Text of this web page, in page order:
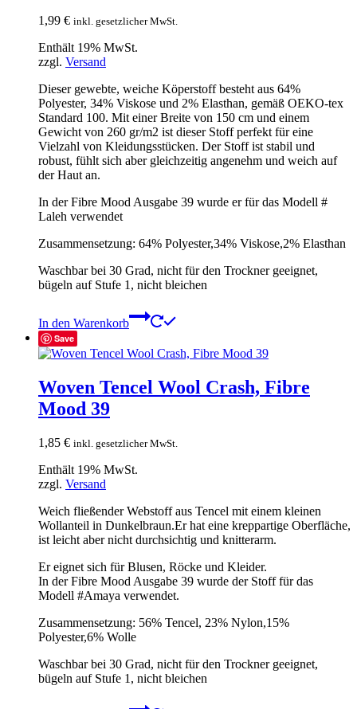
1,99 € inkl. gesetzlicher MwSt.
Enthält 19% MwSt.
zzgl. Versand
Dieser gewebte, weiche Köperstoff besteht aus 64%
Polyester, 34% Viskose und 2% Elasthan, gemäß OEKO-tex
Standard 100. Mit einer Breite von 150 cm und einem
Gewicht von 260 gr/m2 ist dieser Stoff perfekt für eine
Vielzahl von Kleidungsstücken. Der Stoff ist stabil und
robust, fühlt sich aber gleichzeitig angenehm und weich auf
der Haut an.
In der Fibre Mood Ausgabe 39 wurde er für das Modell #
Laleh verwendet
Zusammensetzung: 64% Polyester,34% Viskose,2% Elasthan
Waschbar bei 30 Grad, nicht für den Trockner geeignet,
bügeln auf Stufe 1, nicht bleichen
In den Warenkorb
Save
Woven Tencel Wool Crash, Fibre
Mood 39
1,85 € inkl. gesetzlicher MwSt.
Enthält 19% MwSt.
zzgl. Versand
Weich fließender Webstoff aus Tencel mit einem kleinen
Wollanteil in Dunkelbraun.Er hat eine kreppartige Oberfläche,
ist leicht aber nicht durchsichtig und knitterarm.
Er eignet sich für Blusen, Röcke und Kleider.
In der Fibre Mood Ausgabe 39 wurde der Stoff für das
Modell #Amaya verwendet.
Zusammensetzung: 56% Tencel, 23% Nylon,15%
Polyester,6% Wolle
Waschbar bei 30 Grad, nicht für den Trockner geeignet,
bügeln auf Stufe 1, nicht bleichen